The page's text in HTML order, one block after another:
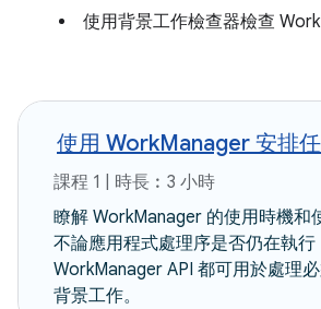
使用背景工作檢查器檢查
使用 WorkManager 安排
課程 1 | 時長︰3 小時
瞭解 WorkManager 的使用時機和
不論應用程式處理序是否仍在執行
WorkManager API 都可用於處理
背景工作。